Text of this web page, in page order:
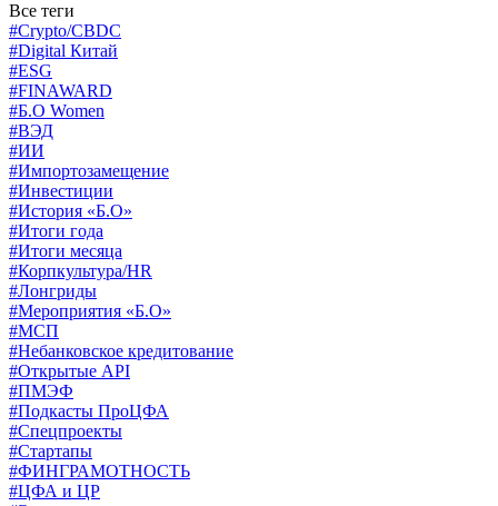
Все теги
#Crypto/CBDC
#Digital Китай
#ESG
#FINAWARD
#Б.О Women
#ВЭД
#ИИ
#Импортозамещение
#Инвестиции
#История «Б.О»
#Итоги года
#Итоги месяца
#Корпкультура/HR
#Лонгриды
#Мероприятия «Б.О»
#МСП
#Небанковское кредитование
#Открытые API
#ПМЭФ
#Подкасты ПроЦФА
#Спецпроекты
#Стартапы
#ФИНГРАМОТНОСТЬ
#ЦФА и ЦР